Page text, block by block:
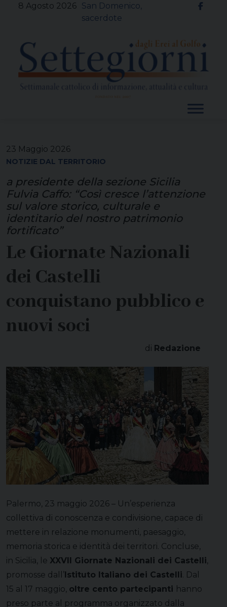
8 Agosto 2026 San Domenico,
sacerdote
23 Maggio 2026
NOTIZIE DAL TERRITORIO
a presidente della sezione Sicilia
Fulvia Caffo: “Così cresce l’attenzione
sul valore storico, culturale e
identitario del nostro patrimonio
fortificato”
Le Giornate Nazionali
dei Castelli
conquistano pubblico e
nuovi soci
di Redazione
Palermo, 23 maggio 2026 – Un’esperienza
collettiva di conoscenza e condivisione, capace di
mettere in relazione monumenti, paesaggio,
memoria storica e identità dei territori. Concluse,
in Sicilia, le XXVII Giornate Nazionali dei Castelli,
promosse dall’ Istituto Italiano dei Castelli. Dal
15 al 17 maggio, oltre cento partecipanti hanno
preso parte al programma organizzato dalla